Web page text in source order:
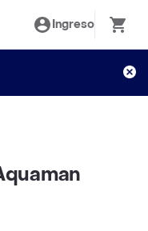
Ingreso